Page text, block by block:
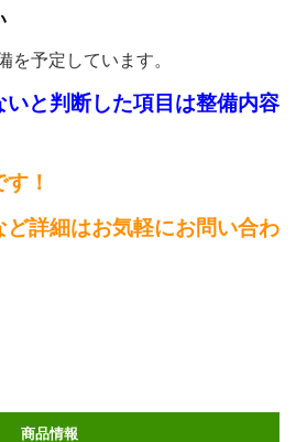
を予定しています。
と判断した項目は整備内容
！
ど詳細はお気軽にお問い合わ
商品情報